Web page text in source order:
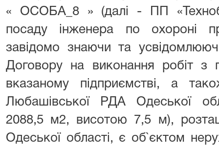
« ОСОБА_8 » (далі - ПП
посаду інженера по охороні
завідомо знаючи та
Договору на виконання робіт з
вказаному підприємстві, а
Любашівської РДА Одеської
2088,5 м2, висотою 7,5 м),
Одеської області, є об`єктом